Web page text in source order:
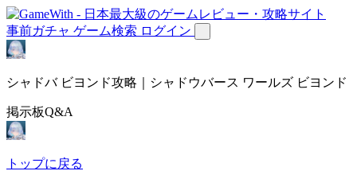
事前ガチャ ゲーム検索 ログイン
シャドバ ビヨンド攻略｜シャドウバース ワールズ ビヨンド
掲示板Q&A
トップに戻る